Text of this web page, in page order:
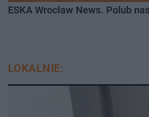
ESKA Wrocław News. Polub
LOKALNIE: